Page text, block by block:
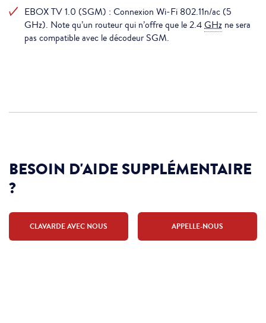
EBOX TV 1.0 (SGM) : Connexion Wi-Fi 802.11n/ac (5
GHz). Note qu’un routeur qui n’offre que le 2.4GHz ne sera
pas compatible avec le décodeur SGM.
BESOIN D'AIDE SUPPLÉMENTAIRE
?
CLAVARDE AVEC NOUS APPELLE-NOUS